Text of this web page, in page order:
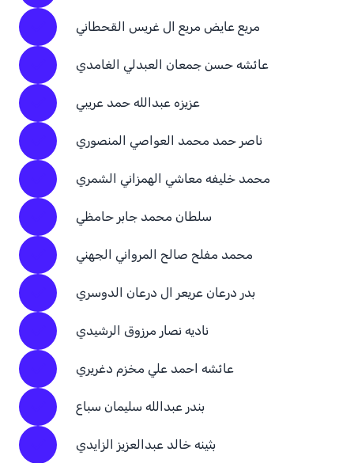
مريع عايض مريع ال غريس القحطاني
عائشه حسن جمعان العبدلي الغامدي
عزيزه عبدالله حمد عريبي
ناصر حمد محمد العواصي المنصوري
محمد خليفه معاشي الهمزاني الشمري
سلطان محمد جابر حامظي
محمد مفلح صالح المرواني الجهني
بدر درعان عريعر ال درعان الدوسري
ناديه نصار مرزوق الرشيدي
عائشه احمد علي مخزم دغريري
بندر عبدالله سليمان سباع
بثينه خالد عبدالعزيز الزايدي